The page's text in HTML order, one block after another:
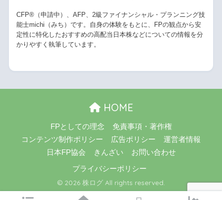
CFP®（申請中）、AFP、2級ファイナンシャル・プランニング技
能士michi（みち）です。自身の体験をもとに、FPの観点から安
定性に特化したおすすめの高配当日本株などについての情報を分
かりやすく執筆しています。
HOME
FPとしての理念
免責事項・著作権
コンテンツ制作ポリシー
広告ポリシー
運営者情報
日本FP協会
きんざい お問い合わせ
プライバシーポリシー
© 2026 株ログ All rights reserved.